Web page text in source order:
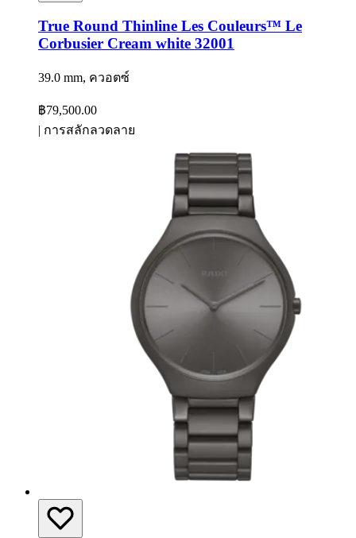
True Round Thinline Les Couleurs™ Le
Corbusier Cream white 32001
39.0 mm, ควอตซ์
฿79,500.00
| การสลักลวดลาย